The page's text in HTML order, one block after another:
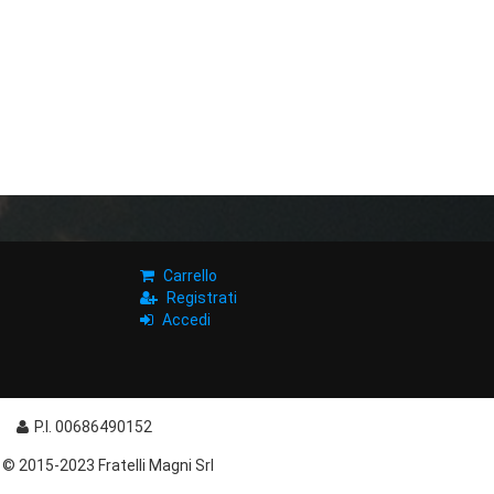
Carrello
Registrati
Accedi
P.I. 00686490152
2015-2023 Fratelli Magni Srl